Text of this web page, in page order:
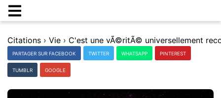
Citations › Vie ›
PARTAGER SUR FACEBOOK TWITTER WHATSAPP PINTEREST
TUMBLR GOOGLE